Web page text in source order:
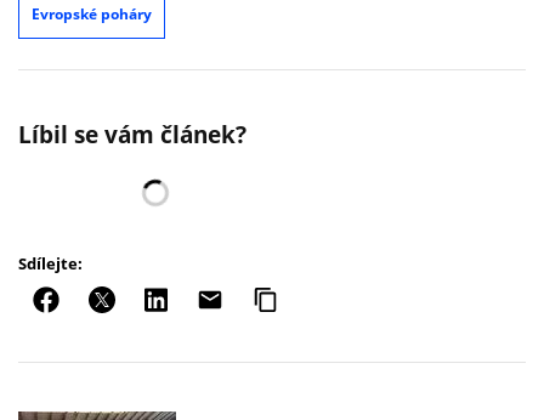
Evropské poháry
Líbil se vám článek?
Sdílejte: